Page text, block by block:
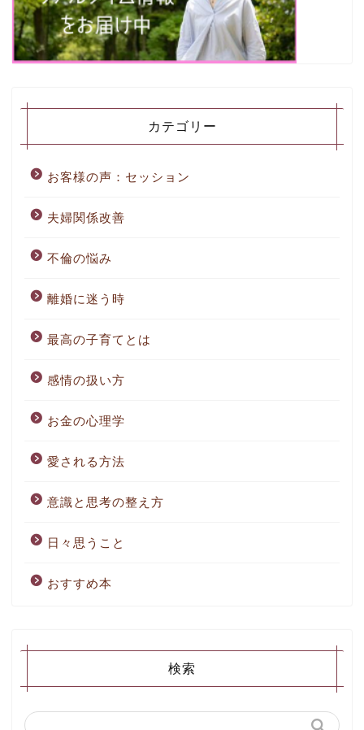
カテゴリー
お客様の声：セッション
夫婦関係改善
不倫の悩み
離婚に迷う時
最高の子育てとは
感情の扱い方
お金の心理学
愛される方法
意識と思考の整え方
日々思うこと
おすすめ本
検索